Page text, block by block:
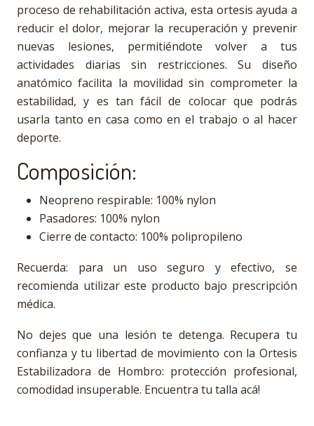
proceso de rehabilitación activa, esta ortesis ayuda a
reducir el dolor, mejorar la recuperación y prevenir
nuevas lesiones, permitiéndote volver a tus
actividades diarias sin restricciones. Su diseño
anatómico facilita la movilidad sin comprometer la
estabilidad, y es tan fácil de colocar que podrás
usarla tanto en casa como en el trabajo o al hacer
deporte.
Composición:
Neopreno respirable: 100% nylon
Pasadores: 100% nylon
Cierre de contacto: 100% polipropileno
Recuerda: para un uso seguro y efectivo, se
recomienda utilizar este producto bajo prescripción
médica.
No dejes que una lesión te detenga. Recupera tu
confianza y tu libertad de movimiento con la Ortesis
Estabilizadora de Hombro: protección profesional,
comodidad insuperable. Encuentra tu talla acá!